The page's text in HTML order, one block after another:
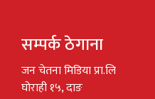
सम्पर्क ठेगाना
जन चेतना मिडिया प्रा.लि
घोराही १५, दाङ